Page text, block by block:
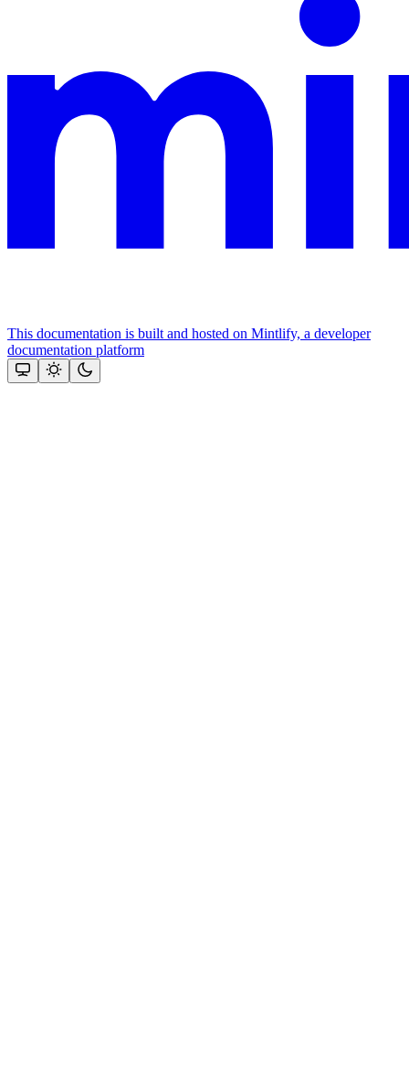
This documentation is built and hosted on Mintlify, a developer
documentation platform